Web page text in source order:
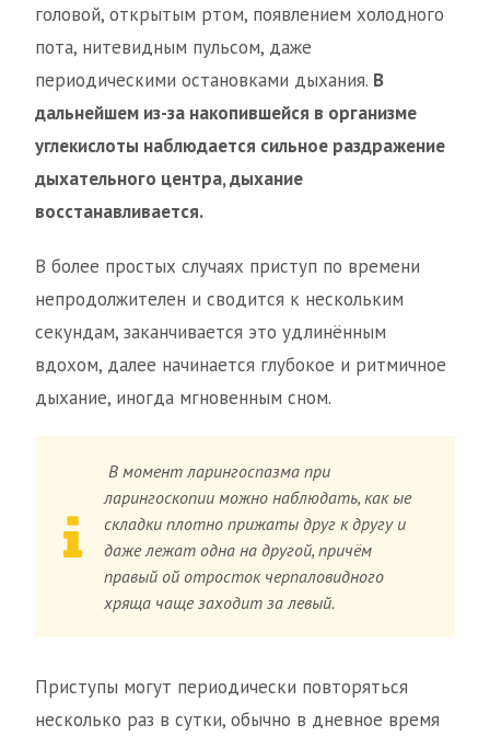
головой, открытым ртом, появлением холодного
пота, нитевидным пульсом, даже
периодическими остановками дыхания. В
дальнейшем из-за накопившейся в организме
углекислоты наблюдается сильное раздражение
дыхательного центра, дыхание
восстанавливается.
В более простых случаях приступ по времени
непродолжителен и сводится к нескольким
секундам, заканчивается это удлинённым
вдохом, далее начинается глубокое и ритмичное
дыхание, иногда мгновенным сном.
В момент ларингоспазма при
ларингоскопии можно наблюдать, как ые
складки плотно прижаты друг к другу и
даже лежат одна на другой, причём
правый ой отросток черпаловидного
хряща чаще заходит за левый.
Приступы могут периодически повторяться
несколько раз в сутки, обычно в дневное время